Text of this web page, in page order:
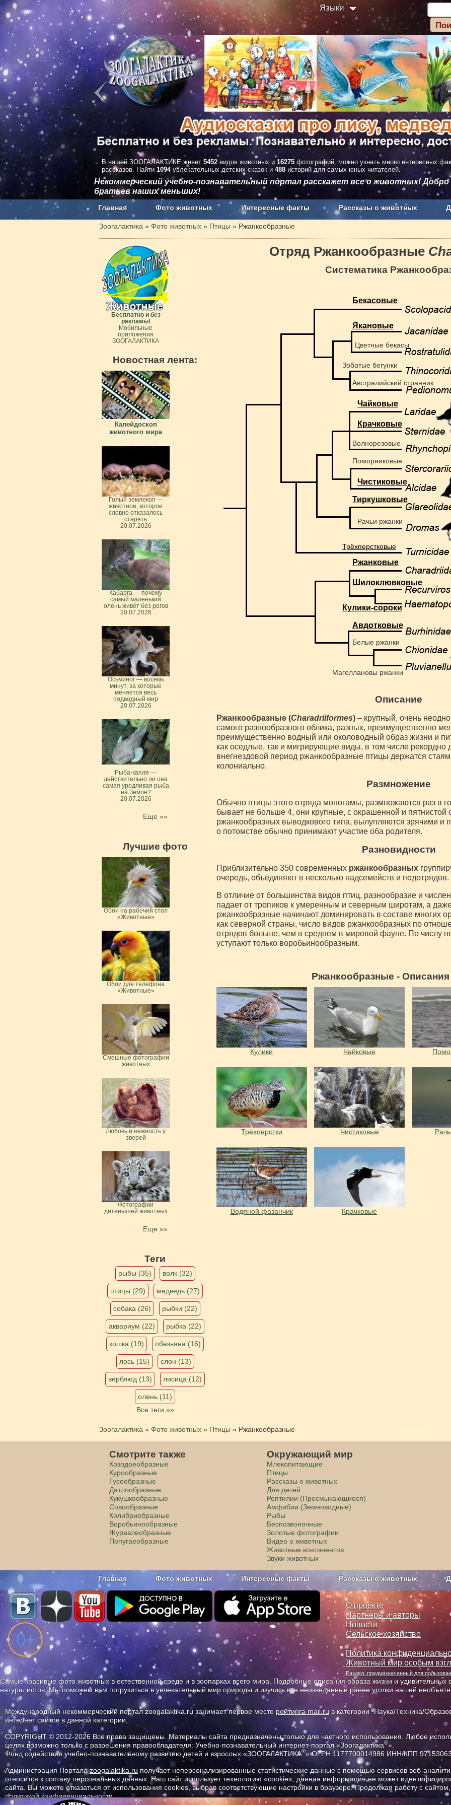
Языки
В нашей ЗООГАЛАКТИКЕ живет 5452 видов животных и 16275 фотографий, можно узнать много интересных
рассказов. Найти 1094увлекательных детских сказок и 488 историй для самых юных читателей.
Некоммерческий учебно-познавательный портал расскажет все о животных!
братьев наших меньших!
Главная Фото животных Интересные факты Рассказы о животных
Наши приложения. Бесплатно и без рекламы
Зоогалактика » Фото животных » Птицы » Ржанкообразные
Отряд Ржанкообразные
Систематика
Бекасовые
Якановые
Цветные бекасы
Зобатые бегунки
Австралийский странник
Чайковые
Крачковые
Волнорезовые
Поморниковые
Чистиковые
Тиркушковые
Рачьи ржанки
Трёхперстковые
Ржанковые
Шилоклювковые
Кулики-сороки
Авдотковые
Белые ржанки
Магеллановы ржанки
Описание
Ржанкообразные (Charadriiformes)– крупный, очень
самого разнообразного облика, разных, преимущественно
преимущественно водный или околоводный образ жизни и
как оседлые, так и мигрирующие виды, в том числе рекордно
внегнездовой период ржанкообразные птицы держатся
колониально.
Размножение
Обычно птицы этого отряда моногамы, размножаются раз в
бывает не больше 4, они крупные, с окрашенной и пятнистой
ржанкообразных выводкового типа, вылупляются зрячими и
о потомстве обычно принимают участие оба родителя.
Разновидности
Приблизительно 350 современных ржанкообразных
очередь, объединяют в несколько надсемейств и подотрядов.
В отличие от большинства видов птиц, разнообразие и
падает от тропиков к умеренным и северным широтам, а
ржанкообразные начинают доминировать в составе многих
как северной страны, число видов ржанкообразных по
отрядов больше, чем в среднем в мировой фауне. По числу
уступают только воробьинообразным.
Ржанкообразные -
Кулики Чайковые
Трёхперстки Чистиковые
Водяной фазанчик Крачковые
Бесплатно и без
рекламы!
Мобильные
приложения
ЗООГАЛАКТИКА
Новостная лента:
Калейдоскоп
животного мира
Голый землекоп —
животное, которое
словно отказалось
стареть
20.07.2026
Кабарга — почему
самый маленький
олень живёт без рогов
20.07.2026
Осьминог — восемь
минут, за которые
меняется весь
подводный мир
20.07.2026
Рыба-капля —
действительно ли она
самая уродливая рыба
на Земле?
20.07.2026
Еще »»
Лучшие фото
Обои на рабочий стол
«Животные»
Обои для телефона
«Животные»
Смешные фотографии
животных
Любовь и нежность у
зверей
Фотографии
детенышей животных
Еще »»
Теги
рыбы (35) волк (32)
птицы (29) медведь (27)
собака (26) рыбки (22)
аквариум (22) рыбка (22)
кошка (19) обезьяна (16)
лось (15) слон (13)
верблюд (13) лисица (12)
олень (11)
Все теги »»
Зоогалактика » Фото животных » Птицы » Ржанкообразные
Смотрите также
Козодоеобразные
Курообразные
Гусеобразные
Дятлообразные
Кукушкообразные
Совообразные
Колибриобразные
Воробьинообразные
Журавлеобразные
Попугаеобразные
Окружающий мир
Млекопитающие
Птицы
Рассказы о животных
Для детей
Рептилии (Пресмыкающиеся)
Амфибии (Земноводные)
Рыбы
Беспозвоночные
Золотые фотографии
Видео о животных
Животные континентов
Звуки животных
Главная Фото животных Интересные факты Рассказы о животных
Наши приложения. Бесплатно и без рекламы О проекте
О проекте
Партнеры и авторы
Новости
Сельское хозяйство
Политика
Животный мир особым
Раздел, предназначенный для
Самые красивые фото животных в естественной среде и в зоопарках всего мира. Подробные описания образа жизни и
натуралистов. Мы поможем вам погрузиться в увлекательный мир природы и изучить все неизведанные ранее уголки нашей
Международный некоммерческий портал zoogalaktika.ru занимает первое место рейтинга mail.ru в категории "Наука/Техника/
интернет сайтов в данной категории.
COPYRIGHT © 2012-2026 Все права защищены. Материалы сайта предназначены только для частного использования. Любое
целях возможно только с разрешения правообладателя: Учебно-познавательный интернет-портал «Зоогалактика®».
Фонд содействия учебно-познавательному развитию детей и взрослых «ЗООГАЛАКТИКА®» ОГРН 1177700014986 ИНН/КПП
Администрация Порталаzoogalaktika.ru получает неперсонализированные статистические данные с помощью сервисов веб-
относится к составу персональных данных. Наш сайт использует технологию «cookie», данная информация не может
сайта. Вы можете отказаться от использования cookies, выбрав соответствующие настройки в браузере. Продолжая работу с
политикой конфиденциальности.